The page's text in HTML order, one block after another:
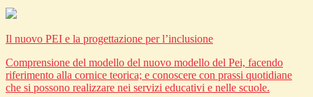
Il nuovo PEI e la progettazione per l’inclusione
Comprensione del modello del nuovo modello del Pei, facendo
riferimento alla cornice teorica; e conoscere con prassi quotidiane
che si possono realizzare nei servizi educativi e nelle scuole.